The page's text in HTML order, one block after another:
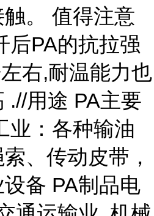
。 值得注意
后PA的抗拉强
右,耐温能力也
.//用途 PA主要
业：各种输油
、传动皮带，
备 PA制品电